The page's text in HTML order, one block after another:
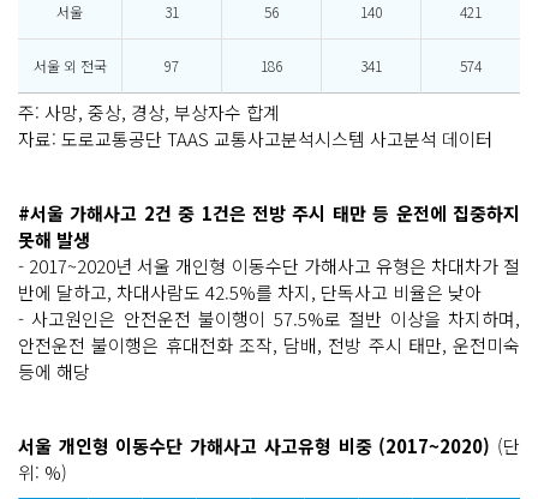
서울 31 56 140 421
서울 외 전국 97 186 341 574
주: 사망, 중상, 경상, 부상자수 합계
자료: 도로교통공단 TAAS 교통사고분석시스템 사고분석 데이터
#서울 가해사고 2건 중 1건은 전방 주시 태만 등 운전에 집중하지
못해 발생
- 2017~2020년 서울 개인형 이동수단 가해사고 유형은 차대차가 절
반에 달하고, 차대사람도 42.5%를 차지, 단독사고 비율은 낮아
- 사고원인은 안전운전 불이행이 57.5%로 절반 이상을 차지하며,
안전운전 불이행은 휴대전화 조작, 담배, 전방 주시 태만, 운전미숙
등에 해당
서울 개인형 이동수단 가해사고 사고유형 비중 (2017~2020) (단
위: %)